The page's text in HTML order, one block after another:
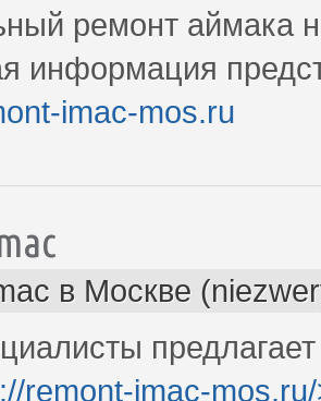
ремонт аймака
информация
imac-mos.ru
в Москве
remont-imac-